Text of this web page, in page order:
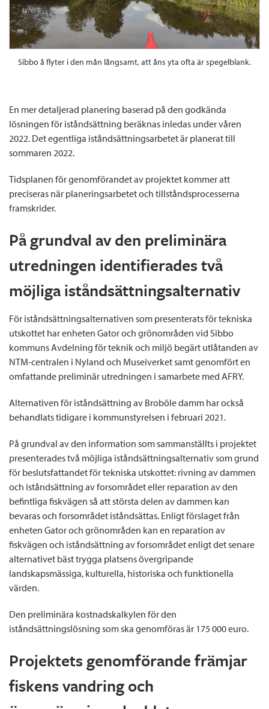
Sibbo å flyter i den mån långsamt, att åns yta ofta är spegelblank.
En mer detaljerad planering baserad på den godkända
lösningen för iståndsättning beräknas inledas under våren
2022. Det egentliga iståndsättningsarbetet är planerat till
sommaren 2022.
Tidsplanen för genomförandet av projektet kommer att
preciseras när planeringsarbetet och tillståndsprocesserna
framskrider.
På grundval av den preliminära
utredningen identifierades två
möjliga iståndsättningsalternativ
För iståndsättningsalternativen som presenterats för tekniska
utskottet har enheten Gator och grönområden vid Sibbo
kommuns Avdelning för teknik och miljö begärt utlåtanden av
NTM-centralen i Nyland och Museiverket samt genomfört en
omfattande preliminär utredningen i samarbete med AFRY.
Alternativen för iståndsättning av Broböle damm har också
behandlats tidigare i kommunstyrelsen i februari 2021.
På grundval av den information som sammanställts i projektet
presenterades två möjliga iståndsättningsalternativ som grund
för beslutsfattandet för tekniska utskottet: rivning av dammen
och iståndsättning av forsområdet eller reparation av den
befintliga fiskvägen så att största delen av dammen kan
bevaras och forsområdet iståndsättas. Enligt förslaget från
enheten Gator och grönområden kan en reparation av
fiskvägen och iståndsättning av forsområdet enligt det senare
alternativet bäst trygga platsens övergripande
landskapsmässiga, kulturella, historiska och funktionella
värden.
Den preliminära kostnadskalkylen för den
iståndsättningslösning som ska genomföras är 175 000 euro.
Projektets genomförande främjar
fiskens vandring och